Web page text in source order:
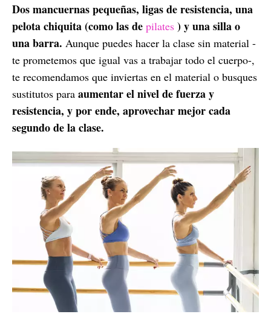
Dos mancuernas pequeñas, ligas de resistencia, una
pelota chiquita (como las de pilates ) y una silla o
una barra. Aunque puedes hacer la clase sin material -
te prometemos que igual vas a trabajar todo el cuerpo-,
te recomendamos que inviertas en el material o busques
sustitutos para aumentar el nivel de fuerza y
resistencia, y por ende, aprovechar mejor cada
segundo de la clase.